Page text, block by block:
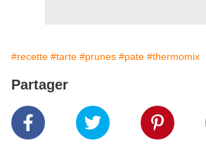
#recette #tarte #prunes #pate #thermomix
Partager